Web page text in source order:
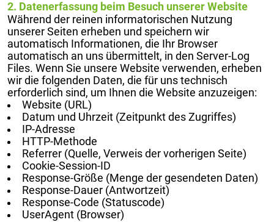
2. Datenerfassung beim Besuch unserer Website
Während der reinen informatorischen Nutzung
unserer Seiten erheben und speichern wir
automatisch Informationen, die Ihr Browser
automatisch an uns übermittelt, in den Server-Log
Files. Wenn Sie unsere Website verwenden, erheben
wir die folgenden Daten, die für uns technisch
erforderlich sind, um Ihnen die Website anzuzeigen:
Website (URL)
Datum und Uhrzeit (Zeitpunkt des Zugriffes)
IP-Adresse
HTTP-Methode
Referrer (Quelle, Verweis der vorherigen Seite)
Cookie-Session-ID
Response-Größe (Menge der gesendeten Daten)
Response-Dauer (Antwortzeit)
Response-Code (Statuscode)
UserAgent (Browser)